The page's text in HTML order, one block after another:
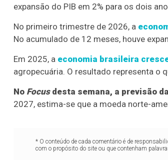
expansão do PIB em 2% para os dois
No primeiro trimestre de 2026, a
No acumulado de 12 meses, houve
Em 2025, a economia brasileira
agropecuária. O resultado representa o
No Focusdesta semana, a previsão
2027, estima-se que a moeda norte-
* O conteúdo de cada comentário é de
com o propósito do site ou que contenham